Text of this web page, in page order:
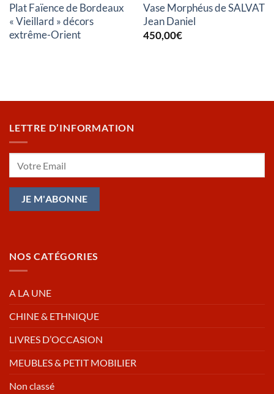
Plat Faïence de Bordeaux
« Vieillard » décors
extrême-Orient
Vase Morphéus de SALVAT
Jean Daniel
450,00€
LETTRE D’INFORMATION
NOS CATÉGORIES
A LA UNE
CHINE & ETHNIQUE
LIVRES D’OCCASION
MEUBLES & PETIT MOBILIER
Non classé